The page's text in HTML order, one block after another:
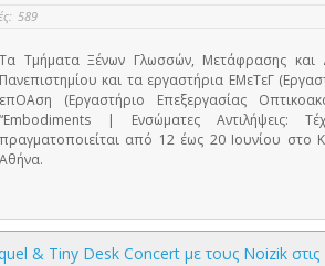
589
Τα Τμήματα Ξένων Γλωσσών, Μετάφρασης και
Πανεπιστημίου και τα εργαστήρια ΕΜεΤεΓ
επΟΑση (Εργαστήριο Επεξεργασίας
“Embodiments | Ενσώματες Αντιλήψεις:
πραγματοποιείται από 12 έως 20 Ιουνίου στο
Αθήνα.
& Tiny Desk Concert με τους Noizik στις